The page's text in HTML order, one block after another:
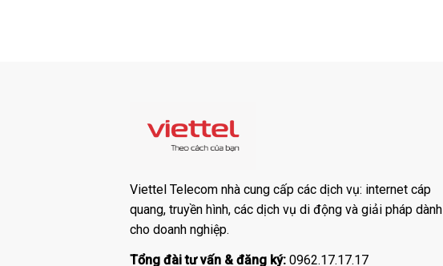
Viettel Telecom nhà cung cấp các dịch vụ: internet cáp
quang, truyền hình, các dịch vụ di động và giải pháp dành
cho doanh nghiệp.
Tổng đài tư vấn & đăng ký: 0962.17.17.17